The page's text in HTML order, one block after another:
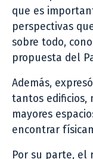
que es
perspectivas
sobre todo,
propuesta del
Además,
tantos edificios,
mayores
encontrar
Por su parte, el